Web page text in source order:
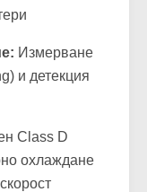
Измерване
и детекция
Class D
охлаждане